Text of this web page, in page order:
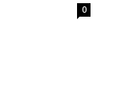
0